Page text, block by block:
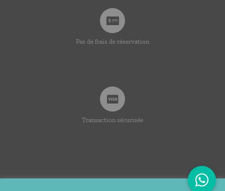
Pas de frais de réservation
Transaction sécurisée